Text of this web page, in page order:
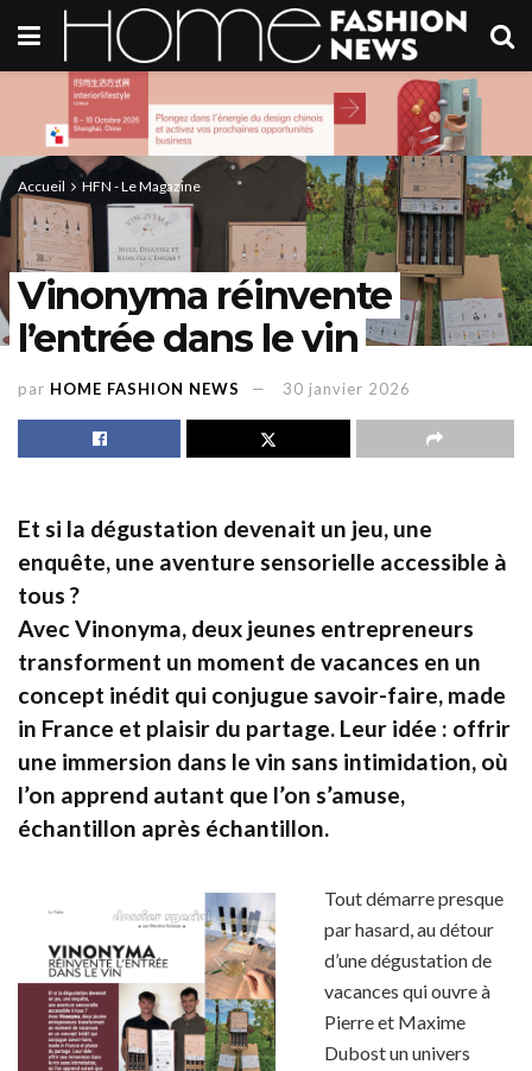
Accueil HFN - Le Magazine
Vinonyma réinvente
l’entrée dans le vin
par HOME FASHION NEWS 30 janvier 2026
Et si la dégustation devenait un jeu, une
enquête, une aventure sensorielle accessible à
tous ?
Avec Vinonyma, deux jeunes entrepreneurs
transforment un moment de vacances en un
concept inédit qui conjugue savoir-faire, made
in France et plaisir du partage. Leur idée : offrir
une immersion dans le vin sans intimidation, où
l’on apprend autant que l’on s’amuse,
échantillon après échantillon.
Tout démarre presque
par hasard, au détour
d’une dégustation de
vacances qui ouvre à
Pierre et Maxime
Dubost un univers